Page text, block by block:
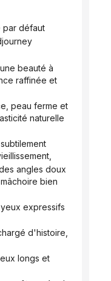
par défaut
raffinée et
naturelle
bien